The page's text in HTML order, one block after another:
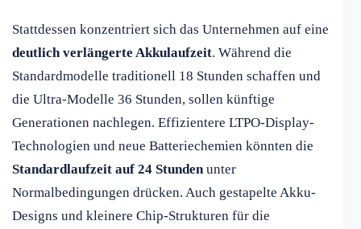
Stattdessen konzentriert sich das Unternehmen auf eine
deutlich verlängerte Akkulaufzeit. Während die
Standardmodelle traditionell 18 Stunden schaffen und
die Ultra-Modelle 36 Stunden, sollen künftige
Generationen nachlegen. Effizientere LTPO-Display-
Technologien und neue Batteriechemien könnten die
Standardlaufzeit auf 24 Stundenunter
Normalbedingungen drücken. Auch gestapelte Akku-
Designs und kleinere Chip-Strukturen für die